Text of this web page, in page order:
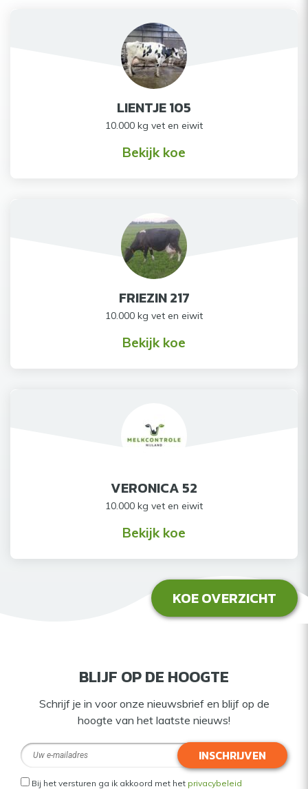
LIENTJE 105
10.000 kg vet en eiwit
Bekijk koe
FRIEZIN 217
10.000 kg vet en eiwit
Bekijk koe
VERONICA 52
10.000 kg vet en eiwit
Bekijk koe
KOE OVERZICHT
BLIJF OP DE HOOGTE
Schrijf je in voor onze nieuwsbrief en blijf op de
hoogte van het laatste nieuws!
INSCHRIJVEN
Bij het versturen ga ik akkoord met het privacybeleid